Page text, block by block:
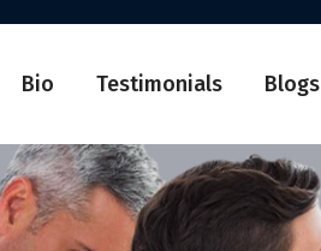
Bio Testimonials Blogs